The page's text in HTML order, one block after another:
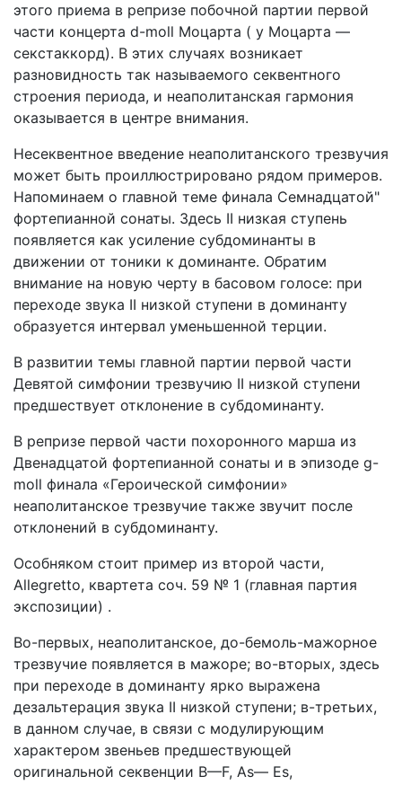
этого приема в репризе побочной партии первой
части концерта d-moll Моцарта ( у Моцарта —
секстаккорд). В этих случаях возникает
разновидность так называемого секвентного
строения периода, и неаполитанская гармония
оказывается в центре внимания.
Несеквентное введение неаполитанского трезвучия
может быть проиллюстрировано рядом примеров.
Напоминаем о главной теме финала Семнадцатой"
фортепианной сонаты. Здесь II низкая ступень
появляется как усиление субдоминанты в
движении от тоники к доминанте. Обратим
внимание на новую черту в басовом голосе: при
переходе звука II низкой ступени в доминанту
образуется интервал уменьшенной терции.
В развитии темы главной партии первой части
Девятой симфонии трезвучию II низкой ступени
предшествует отклонение в субдоминанту.
В репризе первой части похоронного марша из
Двенадцатой фортепианной сонаты и в эпизоде g-
moll финала «Героической симфонии»
неаполитанское трезвучие также звучит после
отклонений в субдоминанту.
Особняком стоит пример из второй части,
Allegretto, квартета соч. 59 № 1 (главная партия
экспозиции) .
Во-первых, неаполитанское, до-бемоль-мажорное
трезвучие появляется в мажоре; во-вторых, здесь
при переходе в доминанту ярко выражена
дезальтерация звука II низкой ступени; в-третьих,
в данном случае, в связи с модулирующим
характером звеньев предшествующей
оригинальной секвенции В—F, As— Es,